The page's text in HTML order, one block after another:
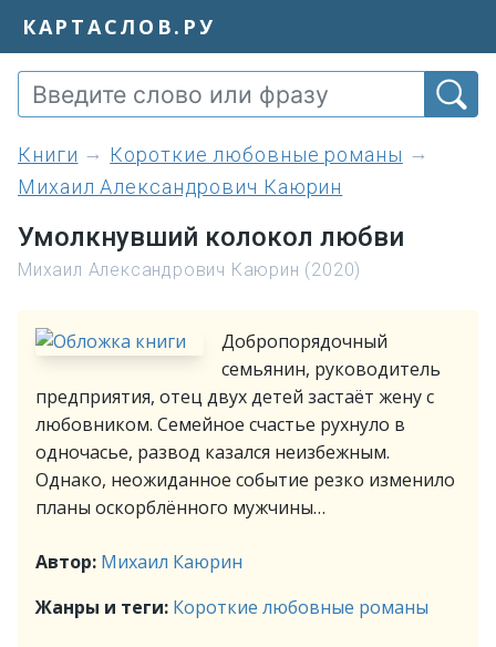
КАРТАСЛОВ.РУ
книги
Короткие любовные романы
Михаил Александрович Каюрин
Умолкнувший колокол любви
Михаил Александрович Каюрин (2020)
Добропорядочный
семьянин, руководитель
предприятия, отец двух детей застаёт жену с
любовником. Семейное счастье рухнуло в
одночасье, развод казался неизбежным.
Однако, неожиданное событие резко изменило
планы оскорблённого мужчины…
Автор: Михаил Каюрин
Жанры и теги: Короткие любовные романы